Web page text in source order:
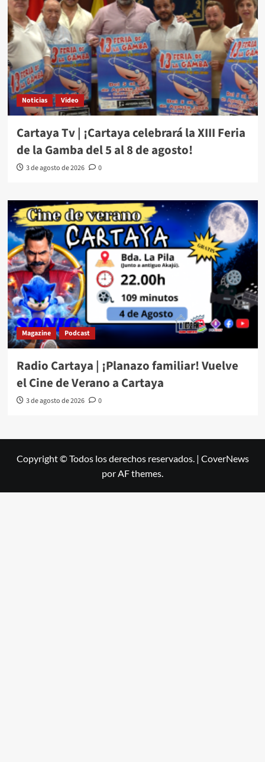
Noticias Video
Cartaya Tv | ¡Cartaya celebrará la XIII Feria
de la Gamba del 5 al 8 de agosto!
3 de agosto de 2026 0
Magazine Podcast
Radio Cartaya | ¡Planazo familiar! Vuelve
el Cine de Verano a Cartaya
3 de agosto de 2026 0
Copyright © Todos los derechos reservados. | CoverNews
por AF themes.